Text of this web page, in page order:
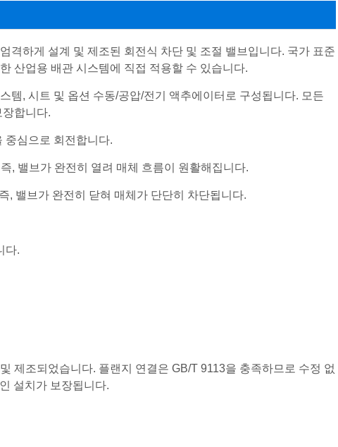
격하게 설계 및 제조된 회전식 차단 및 조절 밸브입니다. 국가 표준
산업용 배관 시스템에 직접 적용할 수 있습니다.
템, 시트 및 옵션 수동/공압/전기 액추에이터로 구성됩니다. 모든
합니다.
중심으로 회전합니다.
, 밸브가 완전히 열려 매체 흐름이 원활해집니다.
, 밸브가 완전히 닫혀 매체가 단단히 차단됩니다.
다.
제조되었습니다. 플랜지 연결은 GB/T 9113을 충족하므로 수정 없
설치가 보장됩니다.